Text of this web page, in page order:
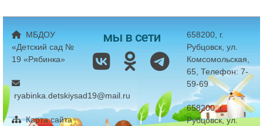
МБДОУ
«Детский сад №
19 «Рябинка»
ryabinka.detskiysad19@mail.ru
Карта сайта
мы в сети
658200, г.
Рубцовск, ул.
Комсомольская,
65, Телефон: 7-
59-69
658200, г.
Рубцовск, ул.